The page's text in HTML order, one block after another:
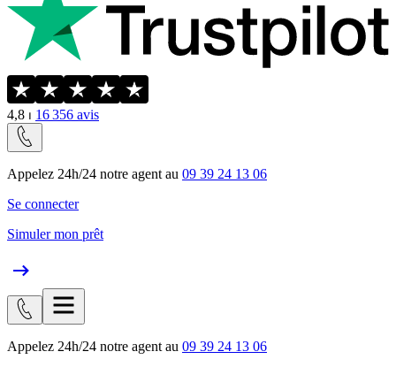
4,8 ⏐ 16 356 avis
Appelez 24h/24 notre agent au 09 39 24 13 06
Se connecter
Simuler mon prêt
Appelez 24h/24 notre agent au 09 39 24 13 06